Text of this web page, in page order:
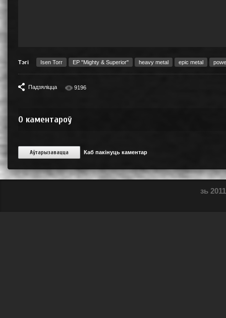
Тэгі Isen Torr EP "Mighty & Superior" heavy metal epic metal
Падзяліцца 9196
0 каментароў
Аўтарызавацца Каб пакінуць каментар
зь 2011